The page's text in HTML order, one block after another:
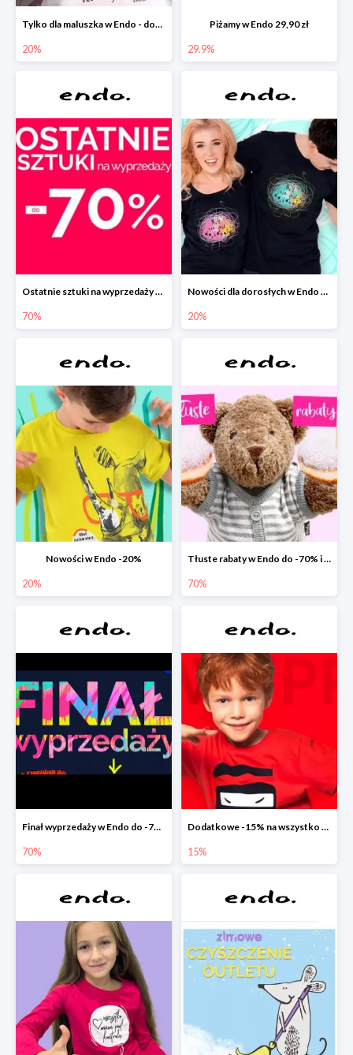
Tylko dla maluszka w Endo - dodatkowe -20%
20%
Piżamy w Endo 29,90 zł
29.9%
Ostatnie sztuki na wyprzedaży w Endo do -70%
70%
Nowości dla dorosłych w Endo -20%
20%
Nowości w Endo -20%
20%
Tłuste rabaty w Endo do -70% i extra -20% na wszystko
70%
Finał wyprzedaży w Endo do -70%
70%
Dodatkowe -15% na wszystko z wyprzedaży w Endo
15%